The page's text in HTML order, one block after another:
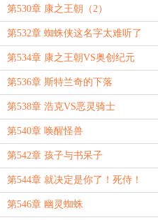
第530章 康之王朝（2）
第532章 蜘蛛侠这名字太难听了
第534章 康之王朝VS奥创纪元
第536章 斯特兰奇的下落
第538章 浩克VS恶灵骑士
第540章 唤醒怪兽
第542章 孩子与书呆子
第544章 就决定是你了！死侍！
第546章 幽灵蜘蛛